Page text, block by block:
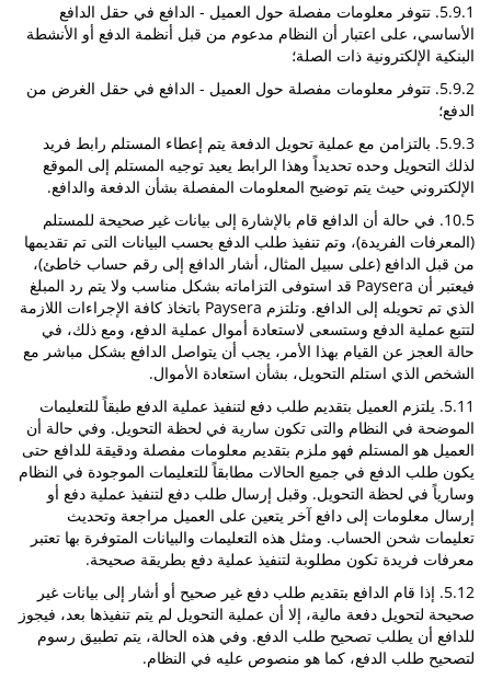
5.9.1. تتوفر معلومات مفصلة حول العميل - الدافع في حقل الدافع
الأساسي، على اعتبار أن النظام مدعوم من قبل أنظمة الدفع أو الأنشطة
البنكية الإلكترونية ذات الصلة؛
5.9.2. تتوفر معلومات مفصلة حول العميل - الدافع في حقل الغرض من
الدفع؛
5.9.3. بالتزامن مع عملية تحويل الدفعة يتم إعطاء المستلم رابط فريد
لذلك التحويل وحده تحديداً وهذا الرابط يعيد توجيه المستلم إلى الموقع
الإلكتروني حيث يتم توضيح المعلومات المفصلة بشأن الدفعة والدافع.
10.5. في حالة أن الدافع قام بالإشارة إلى بيانات غير صحيحة للمستلم
(المعرفات الفريدة)، وتم تنفيذ طلب الدفع بحسب البيانات التى تم تقديمها
من قبل الدافع (على سبيل المثال، أشار الدافع إلى رقم حساب خاطئ)،
فيعتبر أن Paysera قد استوفى التزاماته بشكل مناسب ولا يتم رد المبلغ
الذي تم تحويله إلى الدافع. وتلتزم Paysera باتخاذ كافة الإجراءات اللازمة
لتتبع عملية الدفع وستسعى لاستعادة أموال عملية الدفع، ومع ذلك، في
حالة العجز عن القيام بهذا الأمر، يجب أن يتواصل الدافع بشكل مباشر مع
الشخص الذي استلم التحويل، بشأن استعادة الأموال.
5.11. يلتزم العميل بتقديم طلب دفع لتنفيذ عملية الدفع طبقاً للتعليمات
الموضحة في النظام والتى تكون سارية في لحظة التحويل. وفي حالة أن
العميل هو المستلم فهو ملزم بتقديم معلومات مفصلة ودقيقة للدافع حتى
يكون طلب الدفع في جميع الحالات مطابقاً للتعليمات الموجودة في النظام
وسارياً في لحظة التحويل. وقبل إرسال طلب دفع لتنفيذ عملية دفع أو
إرسال معلومات إلى دافع آخر يتعين على العميل مراجعة وتحديث
تعليمات شحن الحساب. ومثل هذه التعليمات والبيانات المتوفرة بها تعتبر
معرفات فريدة تكون مطلوبة لتنفيذ عملية دفع بطريقة صحيحة.
5.12. إذا قام الدافع بتقديم طلب دفع غير صحيح أو أشار إلى بيانات غير
صحيحة لتحويل دفعة مالية، إلا أن عملية التحويل لم يتم تنفيذها بعد، فيجوز
للدافع أن يطلب تصحيح طلب الدفع. وفي هذه الحالة، يتم تطبيق رسوم
لتصحيح طلب الدفع، كما هو منصوص عليه في النظام.